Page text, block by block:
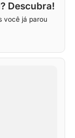
Descubra!
você já parou